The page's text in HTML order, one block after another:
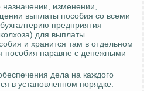
изменении,
выплаты пособия со всеми
предприятия
для выплаты
и хранится там в отдельном
пособия наравне с денежными
дела на каждого
в установленном порядке.